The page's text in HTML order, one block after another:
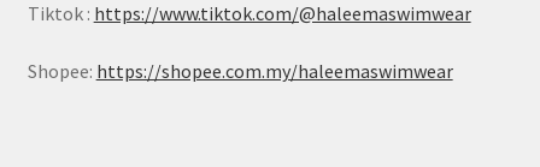
Tiktok : https://www.tiktok.com/@haleemaswimwear
Shopee: https://shopee.com.my/haleemaswimwear